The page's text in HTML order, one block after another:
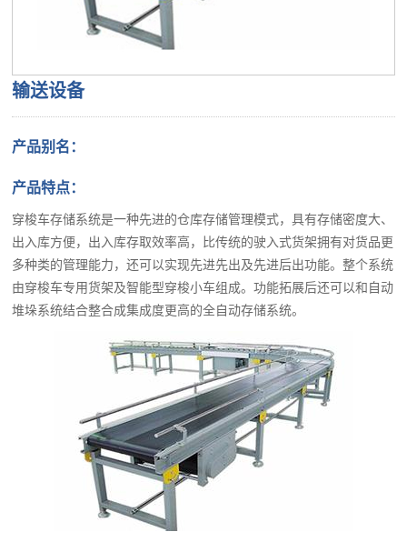
输送设备
产品别名：
产品特点：
穿梭车存储系统是一种先进的仓库存储管理模式，具有存储密度大、
出入库方便，出入库存取效率高，比传统的驶入式货架拥有对货品更
多种类的管理能力，还可以实现先进先出及先进后出功能。整个系统
由穿梭车专用货架及智能型穿梭小车组成。功能拓展后还可以和自动
堆垛系统结合整合成集成度更高的全自动存储系统。